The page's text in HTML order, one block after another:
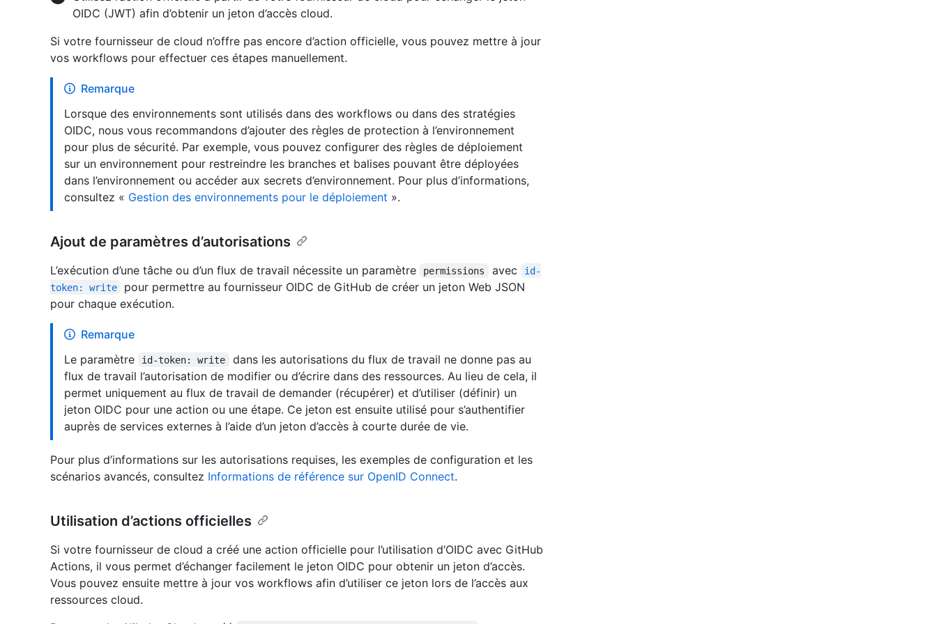
OIDC (JWT) afin d’obtenir un jeton d’accès cloud.
Si votre fournisseur de cloud n’offre pas encore d’action officielle, vous pouvez mettre à jour
vos workflows pour effectuer ces étapes manuellement.
Remarque
Lorsque des environnements sont utilisés dans des workflows ou dans des stratégies
OIDC, nous vous recommandons d’ajouter des règles de protection à l’environnement
pour plus de sécurité. Par exemple, vous pouvez configurer des règles de déploiement
sur un environnement pour restreindre les branches et balises pouvant être déployées
dans l’environnement ou accéder aux secrets d’environnement. Pour plus d’informations,
consultez « Gestion des environnements pour le déploiement ».
Ajout de paramètres d’autorisations
L’exécution d’une tâche ou d’un flux de travail nécessite un paramètre permissions avec
id-
token: write
pour permettre au fournisseur OIDC de GitHub de créer un jeton Web JSON
pour chaque exécution.
Remarque
Le paramètre
id-token: write
dans les autorisations du flux de travail ne donne pas au
flux de travail l’autorisation de modifier ou d’écrire dans des ressources. Au lieu de cela, il
permet uniquement au flux de travail de demander (récupérer) et d’utiliser (définir) un
jeton OIDC pour une action ou une étape. Ce jeton est ensuite utilisé pour s’authentifier
auprès de services externes à l’aide d’un jeton d’accès à courte durée de vie.
Pour plus d’informations sur les autorisations requises, les exemples de configuration et les
scénarios avancés, consultez Informations de référence sur OpenID Connect.
Utilisation d’actions officielles
Si votre fournisseur de cloud a créé une action officielle pour l’utilisation d’OIDC avec GitHub
Actions, il vous permet d’échanger facilement le jeton OIDC pour obtenir un jeton d’accès.
Vous pouvez ensuite mettre à jour vos workflows afin d’utiliser ce jeton lors de l’accès aux
ressources cloud.